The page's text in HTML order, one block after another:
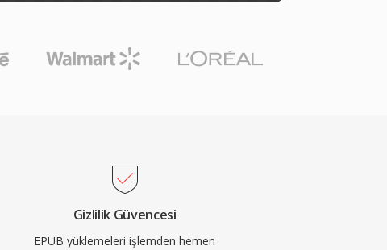
Gizlilik Güvencesi
EPUB yüklemeleri işlemden hemen